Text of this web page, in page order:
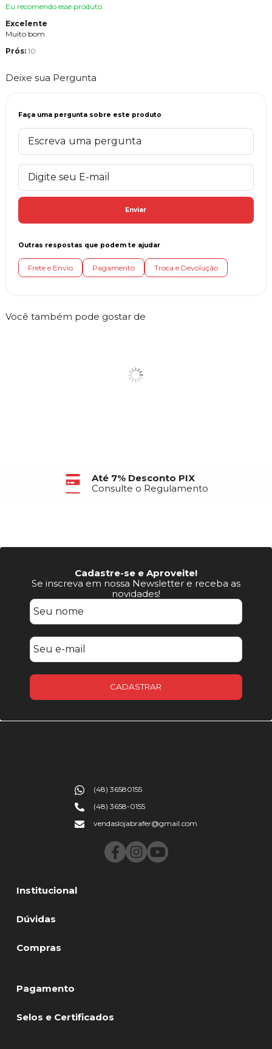
Eu recomendo esse produto.
Excelente
Muito bom
Prós: 10
Deixe sua Pergunta
Faça uma pergunta sobre este produto
Enviar
Outras respostas que podem te ajudar
Frete e Envio Pagamento Troca e Devolução
Você também pode gostar de
Até 7% Desconto PIX
Consulte o Regulamento
Cadastre-se e Aproveite!
Se inscreva em nossa Newsletter e receba as
novidades!
CADASTRAR
Institucional
Dúvidas
Compras
(48) 36580155
(48) 3658-0155
vendaslojabrafer@gmail.com
Pagamento
Selos e Certificados